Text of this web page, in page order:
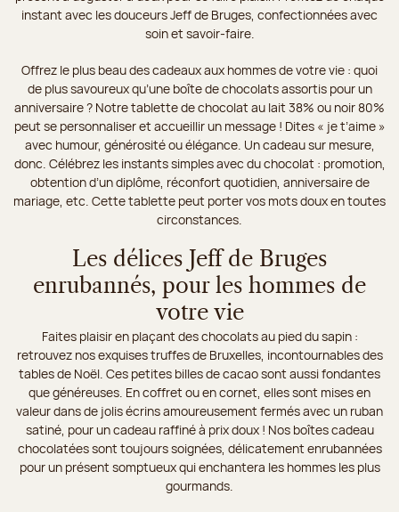
instant avec les douceurs Jeff de Bruges, confectionnées avec
soin et savoir-faire.
Offrez le plus beau des cadeaux aux hommes de votre vie : quoi
de plus savoureux qu’une boîte de chocolats assortis pour un
anniversaire ? Notre tablette de chocolat au lait 38% ou noir 80%
peut se personnaliser et accueillir un message ! Dites « je t’aime »
avec humour, générosité ou élégance. Un cadeau sur mesure,
donc. Célébrez les instants simples avec du chocolat : promotion,
obtention d’un diplôme, réconfort quotidien, anniversaire de
mariage, etc. Cette tablette peut porter vos mots doux en toutes
circonstances.
Les délices Jeff de Bruges
enrubannés, pour les hommes de
votre vie
Faites plaisir en plaçant des chocolats au pied du sapin :
retrouvez nos exquises truffes de Bruxelles, incontournables des
tables de Noël. Ces petites billes de cacao sont aussi fondantes
que généreuses. En coffret ou en cornet, elles sont mises en
valeur dans de jolis écrins amoureusement fermés avec un ruban
satiné, pour un cadeau raffiné à prix doux ! Nos boîtes cadeau
chocolatées sont toujours soignées, délicatement enrubannées
pour un présent somptueux qui enchantera les hommes les plus
gourmands.